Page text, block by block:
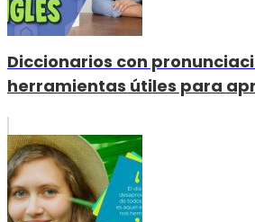
Diccionarios con
herramientas útiles para